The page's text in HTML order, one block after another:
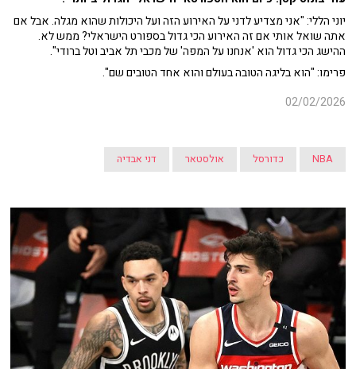
יוני הללי: "אני מצדיע לדני על האירוע הזה ועל היכולות שהוא מגלה. אבל אם
אתה שואל אותי אם זה האירוע הכי גדול בספורט הישראלי? ממש לא.
ההישג הכי גדול הוא 'אנחנו על המפה' של מכבי תל אביב וטל ברודי".
פרימו: "הוא בליגה הטובה בעולם והוא אחד הטובים שם".
02/02/2026
NBA כדורסל אולסטאר דני אבדיה